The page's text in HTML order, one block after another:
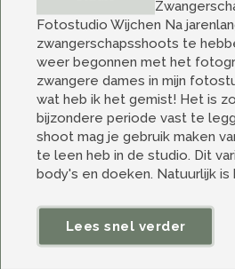
Fotostudio Wijchen Na
zwangerschapsshoots te
weer begonnen met het
zwangere dames in mijn
wat heb ik het gemist! Het is
bijzondere periode vast te
shoot mag je gebruik maken
te leen heb in de studio. Dit
body's en doeken. Natuurlijk is
Lees snel verder